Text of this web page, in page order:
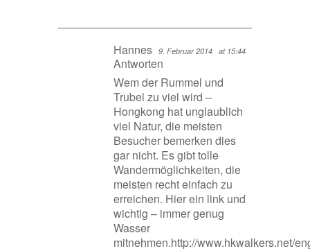
Hannes 9. Februar 2014 at 15:44
Antworten
Wem der Rummel und
Trubel zu viel wird –
Hongkong hat unglaublich
viel Natur, die meisten
Besucher bemerken dies
gar nicht. Es gibt tolle
Wandermöglichkeiten, die
meisten recht einfach zu
erreichen. Hier ein link und
wichtig – immer genug
Wasser
mitnehmen.http://www.hkwalkers.net/